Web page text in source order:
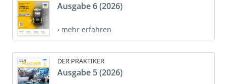
Ausgabe 6 (2026)
› mehr erfahren
DER PRAKTIKER
Ausgabe 5 (2026)